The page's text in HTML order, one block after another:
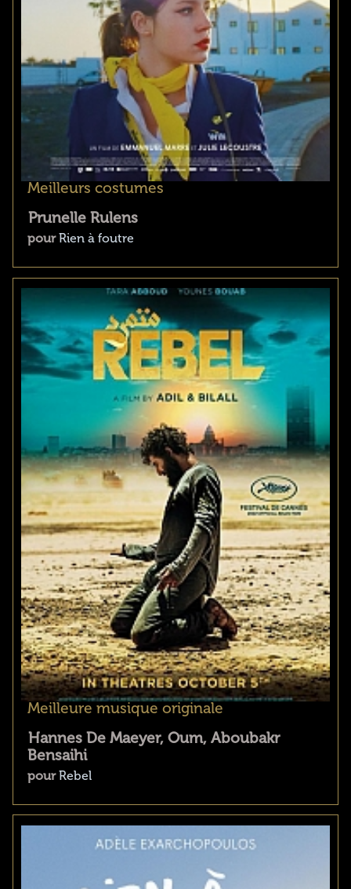
Meilleurs costumes
Prunelle Rulens
pourRien à foutre
Meilleure musique originale
Hannes De Maeyer, Oum, Aboubakr
Bensaihi
pourRebel